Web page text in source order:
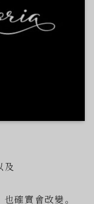
及
確實會改變。